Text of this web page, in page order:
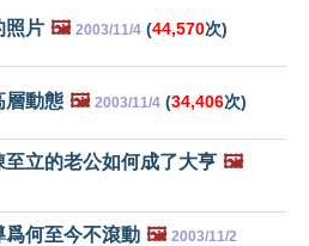
照片 🖼️ 2003/11/4 (44,570次)
層動態 🖼️ 2003/11/4 (34,406次)
立的老公如何成了大亨 🖼️
爲何至今不滾動 🖼️ 2003/11/2